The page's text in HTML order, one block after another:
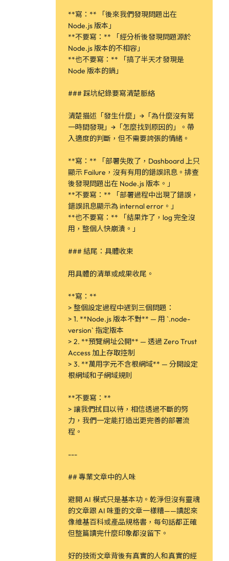
**寫：** 「後來我們發現問題出在
Node.js 版本」
**不要寫：** 「經分析後發現問題源於
Node.js 版本的不相容」
**也不要寫：** 「搞了半天才發現是
Node 版本的鍋」
### 踩坑紀錄要寫清楚脈絡
清楚描述「發生什麼」→「為什麼沒有第
一時間發現」→「怎麼找到原因的」。帶
入適度的判斷，但不需要誇張的情緒。
**寫：** 「部署失敗了，Dashboard 上只
顯示 Failure，沒有有用的錯誤訊息。排查
後發現問題出在 Node.js 版本。」
**不要寫：** 「部署過程中出現了錯誤，
錯誤訊息顯示為 internal error。」
**也不要寫：** 「結果炸了，log 完全沒
用，整個人快崩潰。」
### 結尾：具體收束
用具體的清單或成果收尾。
**寫：**
> 整個設定過程中遇到三個問題：
> 1. **Node.js 版本不對** — 用 `.node-
version` 指定版本
> 2. **預覽網址公開** — 透過 Zero Trust
Access 加上存取控制
> 3. **萬用字元不含根網域** — 分開設定
根網域和子網域規則
**不要寫：**
> 讓我們拭目以待，相信透過不斷的努
力，我們一定能打造出更完善的部署流
程。
---
## 專業文章中的人味
避開 AI 模式只是基本功。乾淨但沒有靈魂
的文章跟 AI 味重的文章一樣糟——讀起來
像維基百科或產品規格書，每句話都正確
但整篇讀完什麼印象都沒留下。
好的技術文章背後有真實的人和真實的經